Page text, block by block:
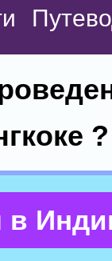
?
в